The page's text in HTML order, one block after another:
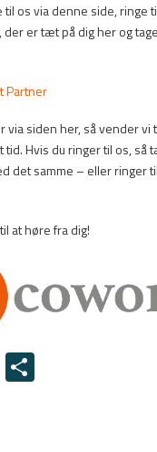
til os via denne side, ringe
der er tæt på dig her og
Partner
via siden her, så vender vi
Hvis du ringer til os, så
det samme – eller ringer
at høre fra dig!
Share